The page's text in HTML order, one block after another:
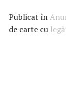
e
b
at
s
Publicat în
de carte cu